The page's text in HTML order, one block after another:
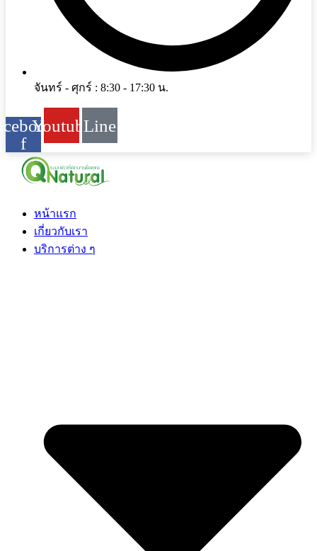
จันทร์ - ศุกร์ : 8:30 - 17:30 น.
f
YoutubeLine
หน้าแรก
เกี่ยวกับเรา
บริการต่าง ๆ